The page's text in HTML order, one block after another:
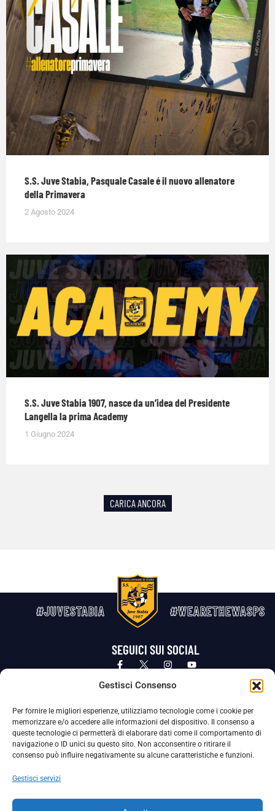
Gestisci Consenso
Per fornire le migliori esperienze, utilizziamo tecnologie come i cookie per
memorizzare e/o accedere alle informazioni del dispositivo. Il consenso a
queste tecnologie ci permetterà di elaborare dati come il comportamento di
navigazione o ID unici su questo sito. Non acconsentire o ritirare il
consenso può influire negativamente su alcune caratteristiche e funzioni.
Gestisci servizi
S.S. Juve Stabia, Pasquale Casale é il nuovo allenatore
della Primavera
2 Agosto 2024
S.S. Juve Stabia 1907, nasce da un’idea del Presidente
Langella la prima Academy
1 Giugno 2024
CARICA ANCORA
#JUVESTABIA #WEARETHEWASPS
SEGUICI SUI SOCIAL
Privacy Policy Cookie Policy
La Società ha nominato il Responsabile della Protezione dei Dati Personali (DPO), figura specializzata che vigila sulle modalità
adottate dalla nostra Società per tutelare i Suoi dati personali.
Per contattare il DPO può scrivere a